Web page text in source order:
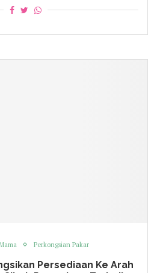
Perkongsian Pakar
Persediaan Ke Arah